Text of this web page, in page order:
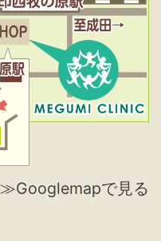
≫Googlemapで見る